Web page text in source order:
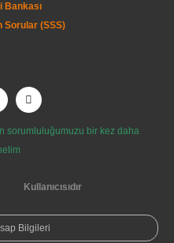
Bankası
Sorular (SSS)
sorumluluğumuzu bir kez daha
Kullanıcısıdır
Bilgileri